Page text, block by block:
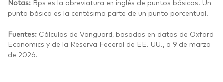
Notas: Bps es la abreviatura en inglés de puntos básicos. Un
punto básico es la centésima parte de un punto porcentual.
Fuentes: Cálculos de Vanguard, basados en datos de Oxford
Economics y de la Reserva Federal de EE. UU., a 9 de marzo
de 2026.